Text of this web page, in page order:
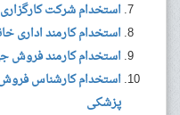
استخدام شرکت کارگزاری
استخدام کارمند اداری
استخدام کارمند فروش
استخدام کارشناس
پزشکی